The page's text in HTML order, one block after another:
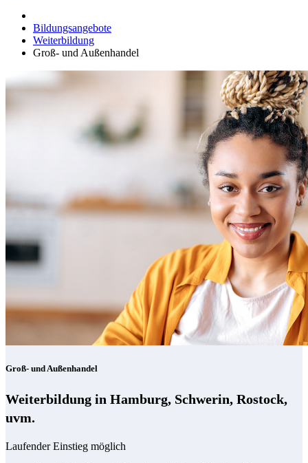
Bildungsangebote
Weiterbildung
Groß- und Außenhandel
Groß- und Außenhandel
Weiterbildung in Hamburg, Schwerin, Rostock,
uvm.
Laufender Einstieg möglich